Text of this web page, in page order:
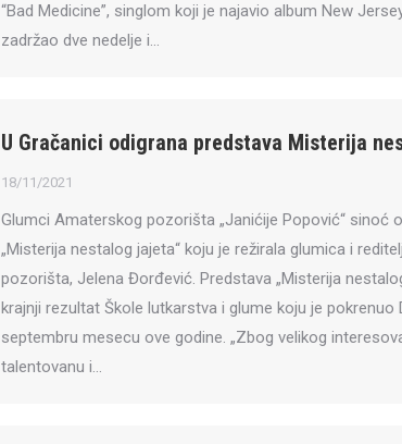
“Bad Medicine”, singlom koji je najavio album New
zadržao dve nedelje i…
U Gračanici odigrana predstava Misterija
18/11/2021
Glumci Amaterskog pozorišta „Janićije Popović“ sinoć
„Misterija nestalog jajeta“ koju je režirala glumica i
pozorišta, Jelena Đorđević. Predstava „Misterija
krajnji rezultat Škole lutkarstva i glume koju je pokrenuo
septembru mesecu ove godine. „Zbog velikog
talentovanu i…